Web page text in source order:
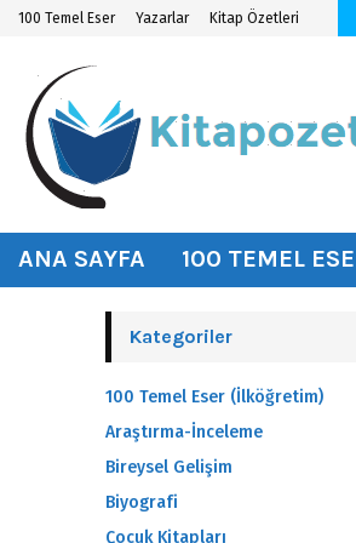
100 Temel Eser Yazarlar Kitap Özetleri
ÖZETİ
ANA SAYFA 100 TEMEL
Kategoriler
100 Temel Eser (İlköğretim)
Araştırma-İnceleme
Bireysel Gelişim
Biyografi
Çocuk Kitapları